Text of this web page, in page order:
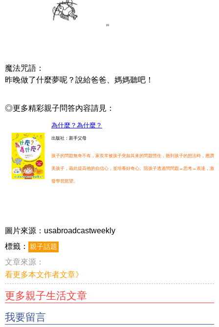
魔法咒語：
昨晚做了什麼夢呢？說給爸爸、媽媽聽吧！
◎更多精彩親子問答內容請見：
為什麼？為什麼？
出版社：新手父母
孩子的問題無奇不有，家長常被孩子突如其來的問題愣住，聽到孩子的想法時，應讚
美孩子，藉此提高他的自信心，並培養好奇心。陪孩子透過問問題→思考→表達，激
發學習慾望。
圖片來源：usabroadcastweekly
標籤：
親子話題
文章來源：
看更多本文作者文章》
更多親子生活文章
我要留言